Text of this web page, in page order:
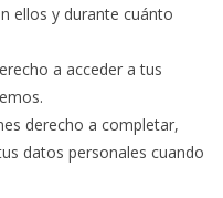
ellos y durante cuánto
a acceder a tus
derecho a completar,
datos personales cuando